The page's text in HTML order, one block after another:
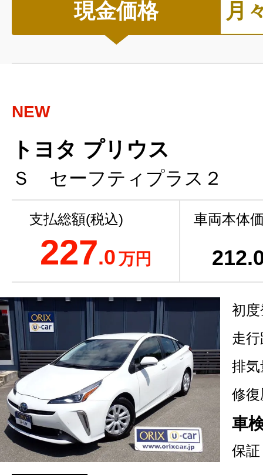
現金価格 月
NEW
トヨタ プリウス
Ｓ セーフティプラス２
支払総額(税込)
227.0万円
車両本体
212
初
走
排気
修復
車
保証